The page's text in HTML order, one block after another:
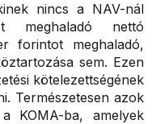
nincs a NAV-nál
meghaladó nettó
forintot meghaladó,
sem. Ezen
kötelezettségének
Természetesen azok
KOMA-ba, amelyek